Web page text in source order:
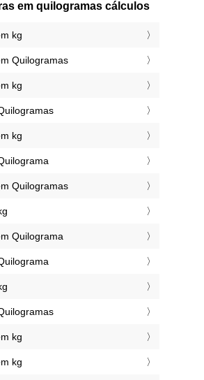
em quilogramas cálculos
kg
Quilogramas
kg
kg
Quilogramas
Quilograma
kg
kg